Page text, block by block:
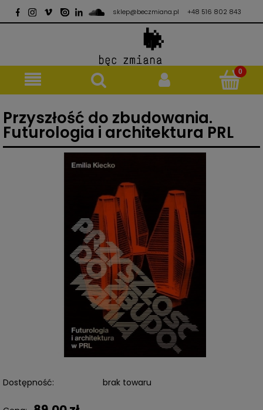
sklep@beczmiana.pl +48 516 802 843
Przyszłość do zbudowania.
Futurologia i architektura PRL
Dostępność: brak towaru